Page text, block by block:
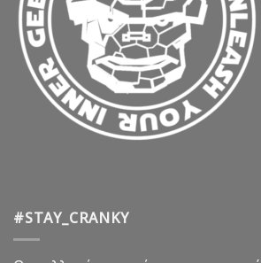
#STAY_CRANKY